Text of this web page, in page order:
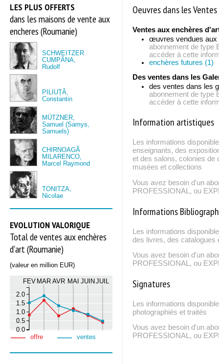
LES PLUS OFFERTS
dans les maisons de vente aux
encheres (Roumanie)
SCHWEITZER
CUMPĂNA,
Rudolf
PILIUȚĂ,
Constantin
MÜTZNER,
Samuel (Samys,
Samuels)
CHIRNOAGĂ
MILARENCO,
Marcel Raymond
TONITZA,
Nicolae
EVOLUTION VALORIQUE
Total de ventes aux enchères
d'art (Roumanie)
(valeur en million EUR)
FEV MAR AVR MAI JUIN JUIL
0.0
0.5
1.0
1.5
2.0
offre ventes
Oeuvres dans les
Ventes aux enchères
œuvres vendues
abonnement de type
accéder à cette
enchères futures (1)
Des ventes dans les
des ventes dans les
abonnement de type
accéder à cette
Information artistiques
Les informations
enseignants, des
et des salons, colonies de
musées et collections
Vous avez besoin d'un
PROFESSIONAL, ou
Informations
Les informations
des livres, des catalogues
Vous avez besoin d'un
PROFESSIONAL, ou
Signatures
Les informations
photographiés et traités
Vous avez besoin d'un
PROFESSIONAL, ou